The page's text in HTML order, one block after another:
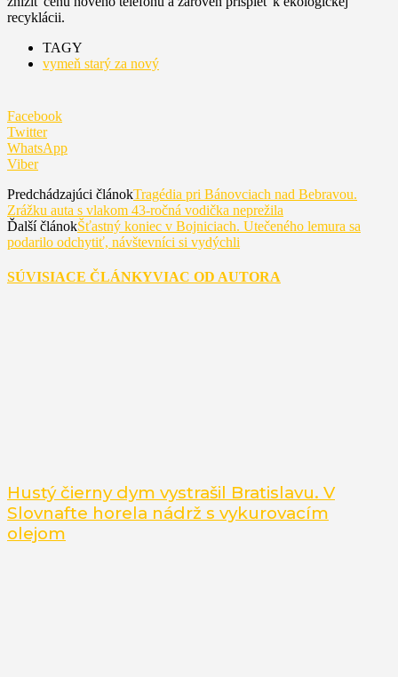
recyklácii.
TAGY
vymeň starý za nový
Facebook
Twitter
WhatsApp
Viber
Predchádzajúci článokTragédia pri Bánovciach nad Bebravou.
Zrážku auta s vlakom 43-ročná vodička neprežila
Ďalší článokŠťastný koniec v Bojniciach. Utečeného lemura sa
podarilo odchytiť, návštevníci si vydýchli
SÚVISIACE ČLÁNKYVIAC OD AUTORA
Hustý čierny dym vystrašil Bratislavu. V
Slovnafte horela nádrž s vykurovacím
olejom